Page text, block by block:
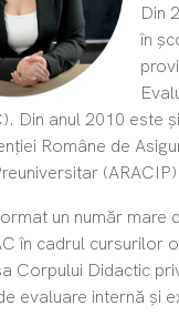
Din
în
Din anul 2010 este
Române de
(ARACIP).
un număr mare
în cadrul cursurilor
Corpului Didactic
evaluare internă și